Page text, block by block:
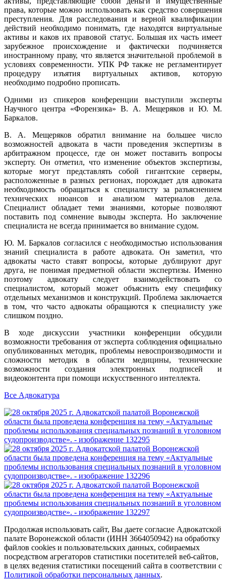
права, которые можно использовать как средство совершения
преступления. Для расследования и верной квалификации
действий необходимо понимать, где находятся виртуальные
активы и каков их правовой статус. Большая их часть имеет
зарубежное происхождение и фактически подчиняется
иностранному праву, что является значительной проблемой в
условиях современности. УПК РФ также не регламентирует
процедуру изъятия виртуальных активов, которую
необходимо подробно прописать.
Одними из спикеров конференции выступили эксперты
Научного центра «Форензика» В. А. Мещеряков и Ю. М.
Баркалов.
В. А. Мещеряков обратил внимание на большее число
возможностей адвоката в части проведения экспертизы в
арбитражном процессе, где он может поставить вопросы
эксперту. Он отметил, что изменение объектов экспертизы,
которые могут представлять собой гигантские серверы,
расположенные в разных регионах, порождает для адвоката
необходимость обращаться к специалисту за разъяснением
технических нюансов и анализом материалов дела.
Специалист обладает теми знаниями, которые позволяют
поставить под сомнение выводы эксперта. Но заключение
специалиста не всегда принимается во внимание судом.
Ю. М. Баркалов согласился с необходимостью использования
знаний специалиста в работе адвоката. Он заметил, что
адвокаты часто ставят вопросы, которые дублируют друг
друга, не понимая предметной области экспертизы. Именно
поэтому адвокату следует взаимодействовать со
специалистом, который может объяснить ему специфику
отдельных механизмов и конструкций. Проблема заключается
в том, что часто адвокаты обращаются к специалисту уже
слишком поздно.
В ходе дискуссии участники конференции обсудили
возможности требования от эксперта соблюдения официально
опубликованных методик, проблемы невоспроизводимости и
сложности методик в области медицины, технические
возможности создания электронных подписей и
видеоконтента при помощи искусственного интеллекта.
Все Адвокатура
Продолжая использовать сайт, Вы даете согласие Адвокатской
палате Воронежской области (ИНН 3664050942) на обработку
файлов cookies и пользовательских данных, собираемых
посредством агрегаторов статистики посетителей веб-сайтов,
в целях ведения статистики посещений сайта в соответствии с
Политикой обработки персональных данных.